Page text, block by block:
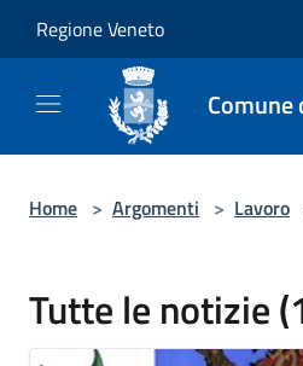
Regione Veneto
Home > Argomenti > Lavoro
Tutte le notizie